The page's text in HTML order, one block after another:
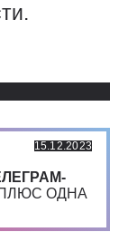
15.12.2023
ОДНА